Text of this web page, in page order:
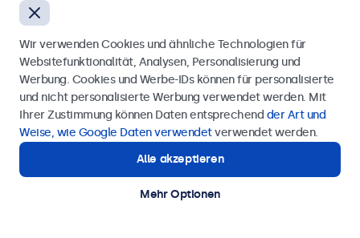
Montage: Wand- und Tischmontage
Außenmaße: 242 x 169 x 34 mm
349,00 €
415,31 € inkl. MwSt.
Ansehen
In den Warenkorb
Anfrage senden
Rufen Sie uns an unter0211 38 78 95 62
Benötigen Sie Unterstützung?
Kontaktieren Sie uns!
Wir verwenden Cookies und ähnliche Technologien für
Websitefunktionalität, Analysen, Personalisierung und
Werbung. Cookies und Werbe-IDs können für personalisierte
und nicht personalisierte Werbung verwendet werden. Mit
Ihrer Zustimmung können Daten entsprechend der Art und
Weise, wie Google Daten verwendetverwendet werden.
Alle akzeptieren
Mehr Optionen